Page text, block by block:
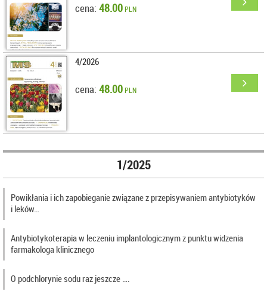
cena: 48.00PLN
4/2026
cena: 48.00PLN
1/2025
Powikłania i ich zapobieganie związane z przepisywaniem antybiotyków
i leków…
Antybiotykoterapia w leczeniu implantologicznym z punktu widzenia
farmakologa klinicznego
O podchlorynie sodu raz jeszcze ….